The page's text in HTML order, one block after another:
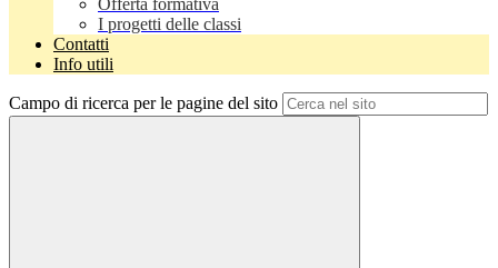
Offerta formativa
I progetti delle classi
Contatti
Info utili
Campo di ricerca per le pagine del sito